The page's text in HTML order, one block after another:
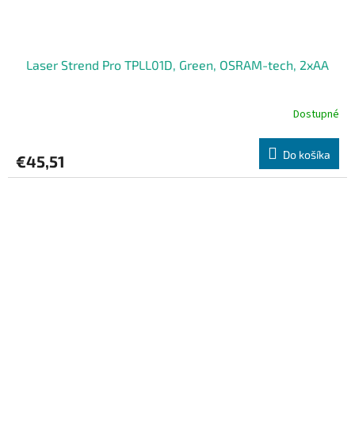
Laser Strend Pro TPLL01D, Green, OSRAM-tech, 2xAA
Dostupné
€45,51 Do košíka